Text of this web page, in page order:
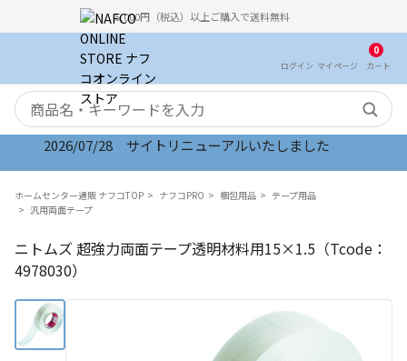
5,000円（税込）以上ご購入で送料無料
ログイン マイ ページ
0
カート
検索キーワード
2026/07/28 サイトリニューアルいたしました
ホームセンター通販 ナフコTOP ナフコPRO 梱包用品
テープ用品
汎用両面テープ
ニトムズ 超強力両面テープ透明材料用15×1.5（Tcode：
4978030）